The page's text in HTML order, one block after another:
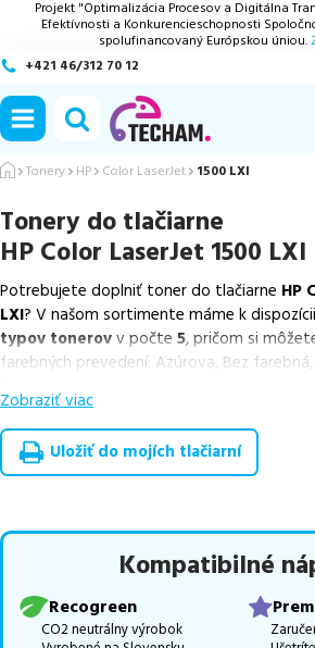
Projekt "Optimalizácia Procesov a Digitálna
Efektívnosti a Konkurencieschopnosti
spolufinancovaný Európskou úniou.
+421 46/312 70 12
Tonery HP Color LaserJet 1500 LXI
Tonery do tlačiarne
HP Color LaserJet 1500 LXI
Potrebujete doplniť toner do tlačiarne HP
LXI? V našom sortimente máme k
typov tonerovv počte 5, pričom si
farebných prevedení: Azúrova, Bez
Z uvedeného množstva dostupných náplní
výhodnejšie alternatívy, ktoré plne
Súčasťou tejto ponuky súoverené
ekologicky renovovaná
Celá táto certifikovaná ponuka, spĺňajúca
už od26,88€.
Zobraziť viac
Uložiť do mojích tlačiarní
Kompatibilné
Recogreen
CO2 neutrálny výrobok